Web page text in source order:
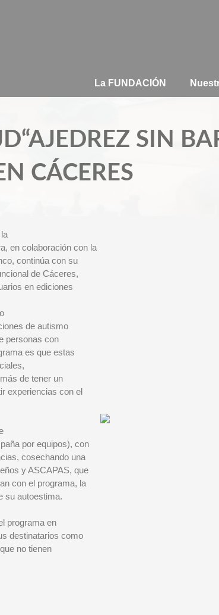
La FUNDACIÓN
SIN
CÁCERES
en colaboración con la
continúa con su
de Cáceres,
en ediciones
de autismo
personas con
es que estas
de tener un
experiencias con el
por equipos), con
cosechando una
y ASCAPAS, que
con el programa, la
su autoestima.
programa en
destinatarios como
no tienen